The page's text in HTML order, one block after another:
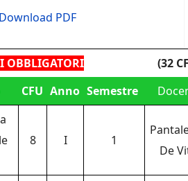
Download PDF
OBBLIGATORI
(32
CFU Anno Semestre
8 I 1
De